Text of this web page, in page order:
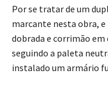
Por se tratar de um
marcante nesta obra,
dobrada e corrimão em
seguindo a paleta
instalado um armário